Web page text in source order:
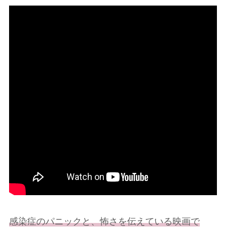
感染症のパニックと、怖さを伝えている映画で